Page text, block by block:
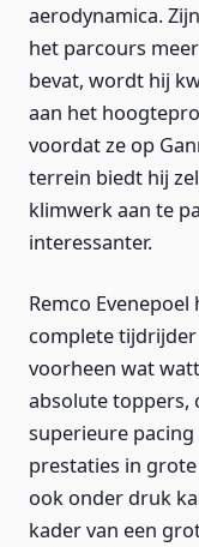
aerodynamica.
het parcours
bevat, wordt hij
aan het
voordat ze op
terrein biedt hij
klimwerk aan te
interessanter.
Remco
complete
voorheen wat
absolute toppers,
superieure pacing
prestaties in
ook onder druk
kader van een